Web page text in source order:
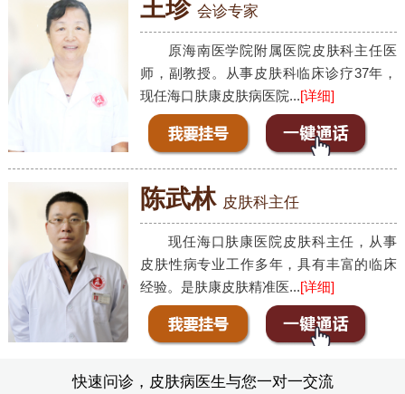
王珍 会诊专家
原海南医学院附属医院皮肤科主任医
师，副教授。从事皮肤科临床诊疗37年，
现任海口肤康皮肤病医院...[详细]
陈武林 皮肤科主任
现任海口肤康医院皮肤科主任，从事
皮肤性病专业工作多年，具有丰富的临床
经验。是肤康皮肤精准医...[详细]
快速问诊，皮肤病医生与您一对一交流